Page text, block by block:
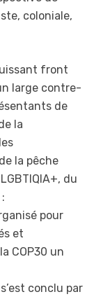
coloniale,
front
large contre-
de
la
la pêche
du
pour
et
COP30 un
conclu par